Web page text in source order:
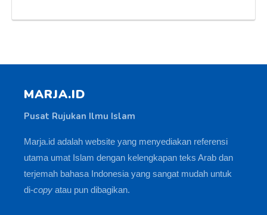
MARJA.ID
Pusat Rujukan Ilmu Islam
Marja.id adalah website yang menyediakan referensi
utama umat Islam dengan kelengkapan teks Arab dan
terjemah bahasa Indonesia yang sangat mudah untuk
di-copy atau pun dibagikan.